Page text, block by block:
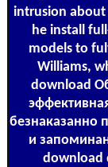
intrusion
he install
models to
Williams,
download
безнаказанно
и
download